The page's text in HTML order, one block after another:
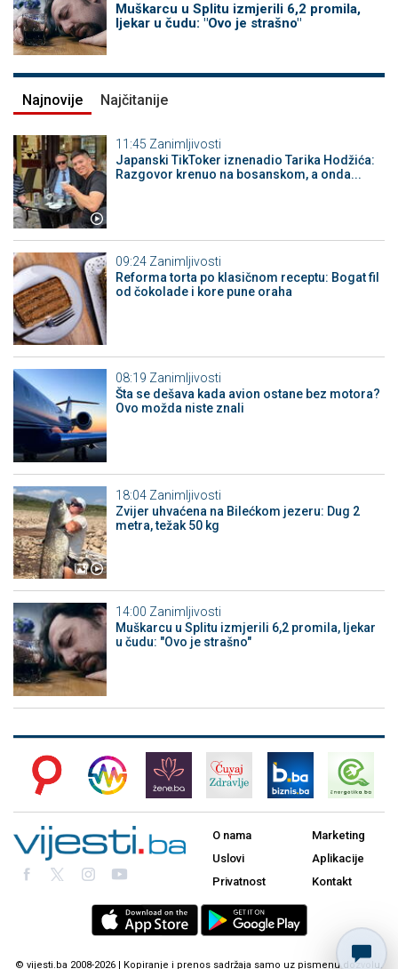
Muškarcu u Splitu izmjerili 6,2 promila,
ljekar u čudu: "Ovo je strašno"
Najnovije Najčitanije
11:45 Zanimljivosti
Japanski TikToker iznenadio Tarika Hodžića:
Razgovor krenuo na bosanskom, a onda...
09:24 Zanimljivosti
Reforma torta po klasičnom receptu: Bogat fil
od čokolade i kore pune oraha
08:19 Zanimljivosti
Šta se dešava kada avion ostane bez motora?
Ovo možda niste znali
18:04 Zanimljivosti
Zvijer uhvaćena na Bilećkom jezeru: Dug 2
metra, težak 50 kg
14:00 Zanimljivosti
Muškarcu u Splitu izmjerili 6,2 promila, ljekar
u čudu: "Ovo je strašno"
O nama
Uslovi
Privatnost
Marketing
Aplikacije
Kontakt
© vijesti.ba 2008-2026 | Kopiranje i prenos sadržaja samo uz pismenu dozvolu.